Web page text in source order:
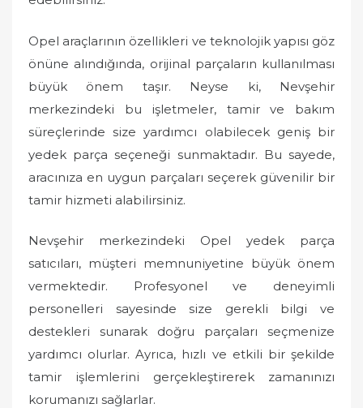
Opel araçlarının özellikleri ve teknolojik yapısı göz
önüne alındığında, orijinal parçaların kullanılması
büyük önem taşır. Neyse ki, Nevşehir
merkezindeki bu işletmeler, tamir ve bakım
süreçlerinde size yardımcı olabilecek geniş bir
yedek parça seçeneği sunmaktadır. Bu sayede,
aracınıza en uygun parçaları seçerek güvenilir bir
tamir hizmeti alabilirsiniz.
Nevşehir merkezindeki Opel yedek parça
satıcıları, müşteri memnuniyetine büyük önem
vermektedir. Profesyonel ve deneyimli
personelleri sayesinde size gerekli bilgi ve
destekleri sunarak doğru parçaları seçmenize
yardımcı olurlar. Ayrıca, hızlı ve etkili bir şekilde
tamir işlemlerini gerçekleştirerek zamanınızı
korumanızı sağlarlar.